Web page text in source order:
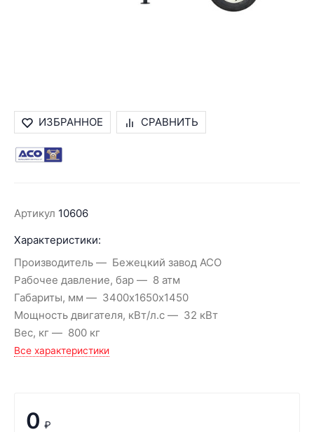
ИЗБРАННОЕ СРАВНИТЬ
Артикул 10606
Характеристики:
Производитель
Бежецкий завод АСО
Рабочее давление, бар
8 атм
Габариты, мм
3400х1650х1450
Мощность двигателя, кВт/л.с
32 кВт
Вес, кг
800 кг
Все характеристики
0 ₽